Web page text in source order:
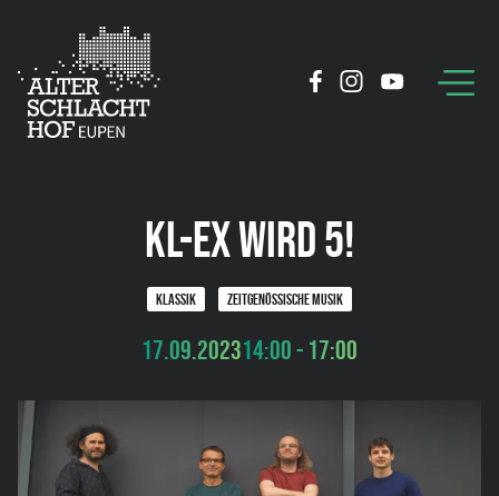
KL-EX WIRD 5!
KLASSIK ZEITGENÖSSISCHE MUSIK
17.09.202314:00 - 17:00